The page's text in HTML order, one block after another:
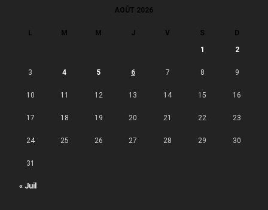
AOÛT 2026
L M M J V S D
« Juil
1 2
3 4 5 6 7 8 9
10 11 12 13 14 15 16
17 18 19 20 21 22 23
24 25 26 27 28 29 30
31